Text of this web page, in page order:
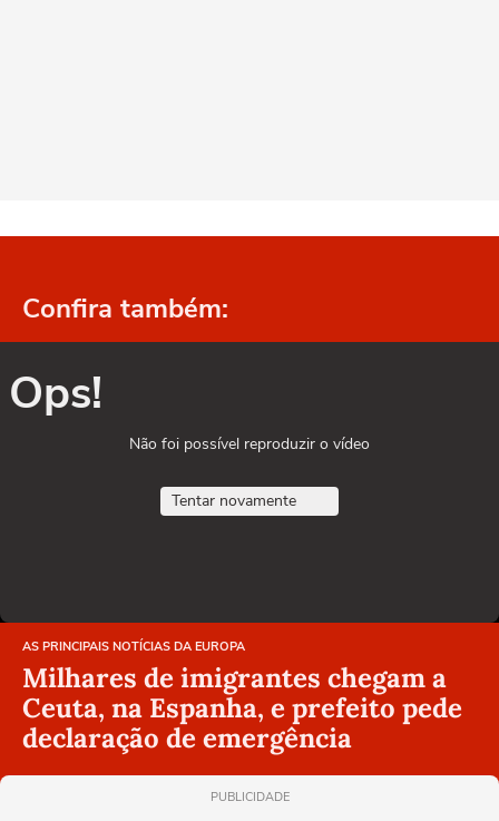
Confira também:
Ops!
Não foi possível reproduzir o vídeo
Tentar novamente
AS PRINCIPAIS NOTÍCIAS DA EUROPA
Milhares de imigrantes chegam a
Ceuta, na Espanha, e prefeito pede
declaração de emergência
PUBLICIDADE